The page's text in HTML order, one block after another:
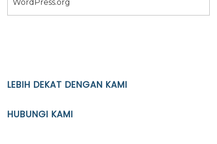
WordPress.org
LEBIH DEKAT DENGAN KAMI
HUBUNGI KAMI